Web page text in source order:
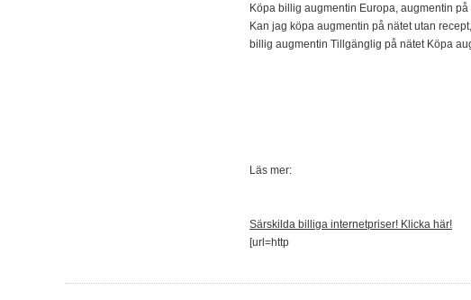
Köpa billig augmentin Europa, augmentin
Kan jag köpa augmentin på nätet utan
billig augmentin Tillgänglig på nätet Köpa
Läs mer:
Särskilda billiga internetpriser! Klicka här!
[url=http